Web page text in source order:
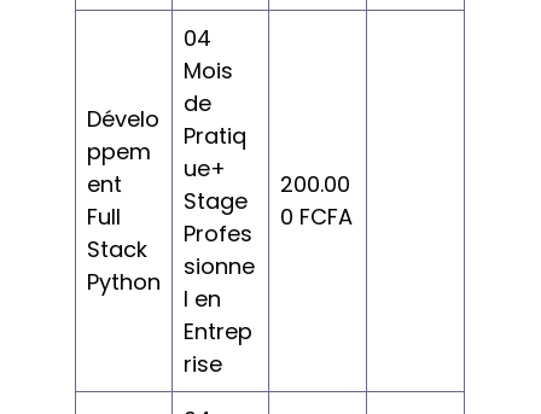
Dévelo
ppem
ent
Full
Stack
Python
04
Mois
de
Pratiq
ue+
Stage
Profes
sionne
l en
Entrep
rise
200.00
0 FCFA